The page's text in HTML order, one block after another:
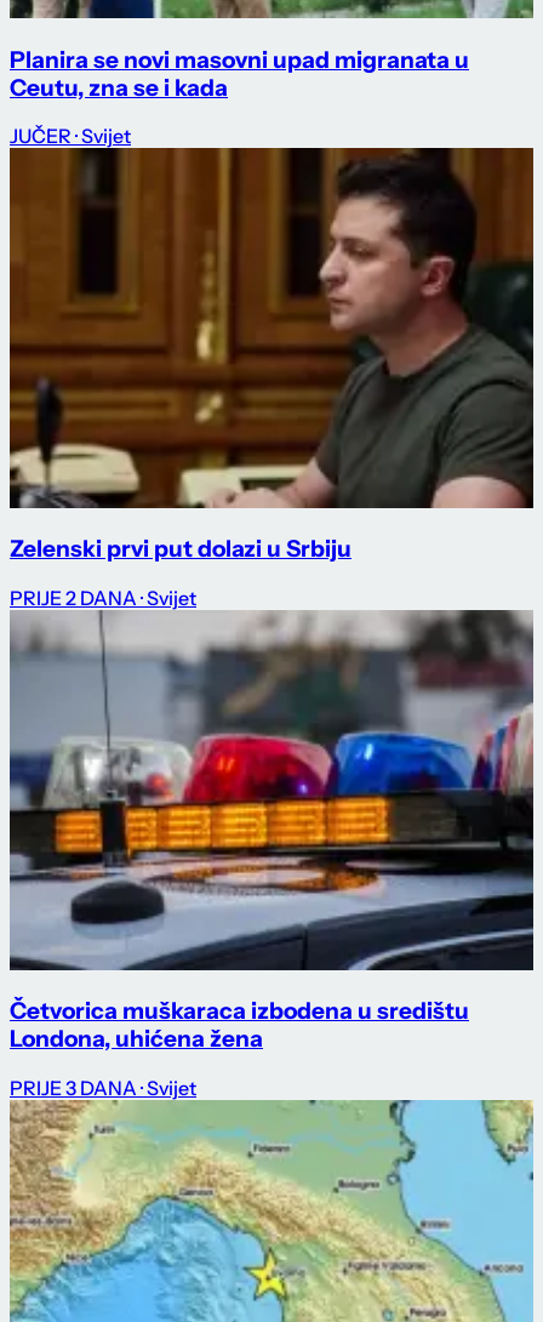
Planira se novi masovni upad migranata u
Ceutu, zna se i kada
JUČER · Svijet
Zelenski prvi put dolazi u Srbiju
PRIJE 2 DANA · Svijet
Četvorica muškaraca izbodena u središtu
Londona, uhićena žena
PRIJE 3 DANA · Svijet